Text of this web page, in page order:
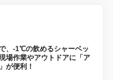
、-1℃の飲めるシャーベッ
場作業やアウトドアに「ア
が便利！